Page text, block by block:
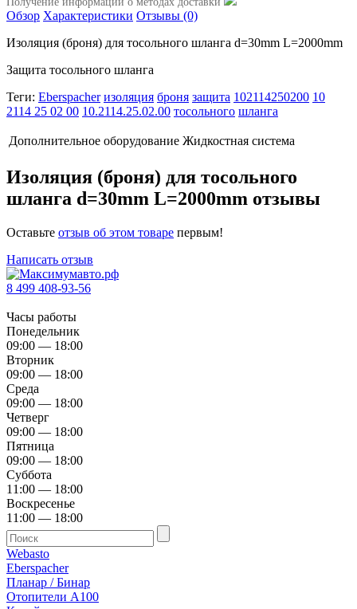
Обзор Характеристики Отзывы (0)
Изоляция (броня) для тосольного шланга d=30mm L=2000mm
Защита тосольного шланга
Теги: Eberspacher изоляция броня защита 102114250200 10
2114 25 02 00 10.2114.25.02.00 тосольного шланга
Дополнительное оборудование Жидкостная система
Изоляция (броня) для тосольного
шланга d=30mm L=2000mm отзывы
Оставьте отзыв об этом товаре первым!
Написать отзыв
8 499 408-93-56
Часы работы
Понедельник
09:00 — 18:00
Вторник
09:00 — 18:00
Среда
09:00 — 18:00
Четверг
09:00 — 18:00
Пятница
09:00 — 18:00
Суббота
11:00 — 18:00
Воскресенье
11:00 — 18:00
Webasto
Eberspacher
Планар / Бинар
Отопители А100